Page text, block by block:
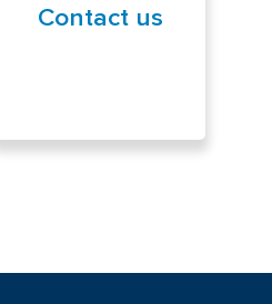
Contact us